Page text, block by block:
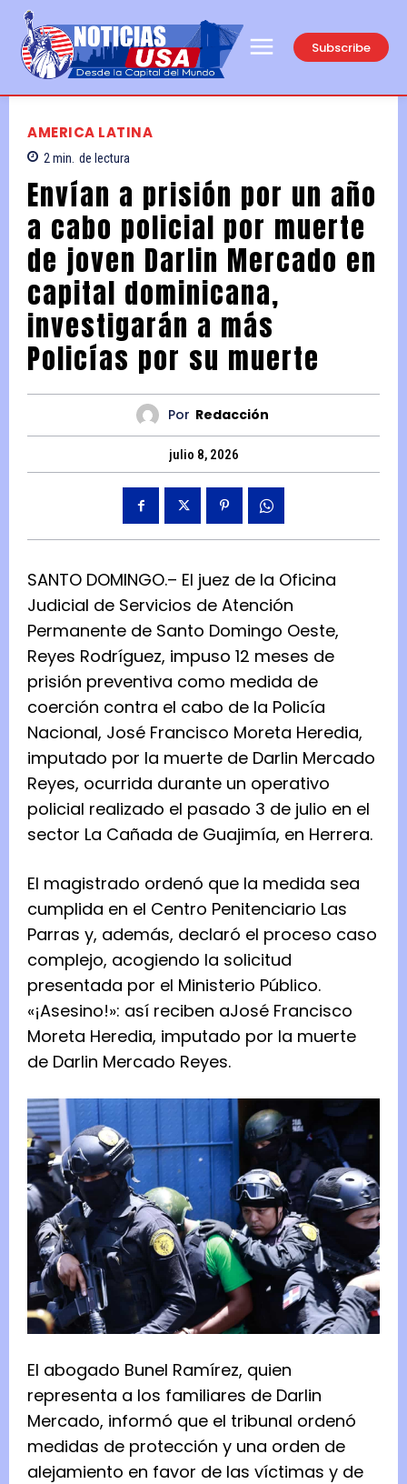
Subscribe
AMERICA LATINA
2 min. de lectura
Envían a prisión por un año
a cabo policial por muerte
de joven Darlin Mercado en
capital dominicana,
investigarán a más
Policías por su muerte
Por Redacción
julio 8, 2026
SANTO DOMINGO.– El juez de la Oficina
Judicial de Servicios de Atención
Permanente de Santo Domingo Oeste,
Reyes Rodríguez, impuso 12 meses de
prisión preventiva como medida de
coerción contra el cabo de la Policía
Nacional, José Francisco Moreta Heredia,
imputado por la muerte de Darlin Mercado
Reyes, ocurrida durante un operativo
policial realizado el pasado 3 de julio en el
sector La Cañada de Guajimía, en Herrera.
El magistrado ordenó que la medida sea
cumplida en el Centro Penitenciario Las
Parras y, además, declaró el proceso caso
complejo, acogiendo la solicitud
presentada por el Ministerio Público.
«¡Asesino!»: así reciben aJosé Francisco
Moreta Heredia, imputado por la muerte
de Darlin Mercado Reyes.
El abogado Bunel Ramírez, quien
representa a los familiares de Darlin
Mercado, informó que el tribunal ordenó
medidas de protección y una orden de
alejamiento en favor de las víctimas y de